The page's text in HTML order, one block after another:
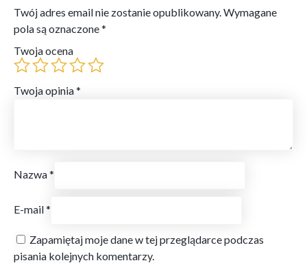
Twój adres email nie zostanie opublikowany. Wymagane
pola są oznaczone*
Twoja ocena
Twoja opinia*
Nazwa*
E-mail*
Zapamiętaj moje dane w tej przeglądarce podczas
pisania kolejnych komentarzy.